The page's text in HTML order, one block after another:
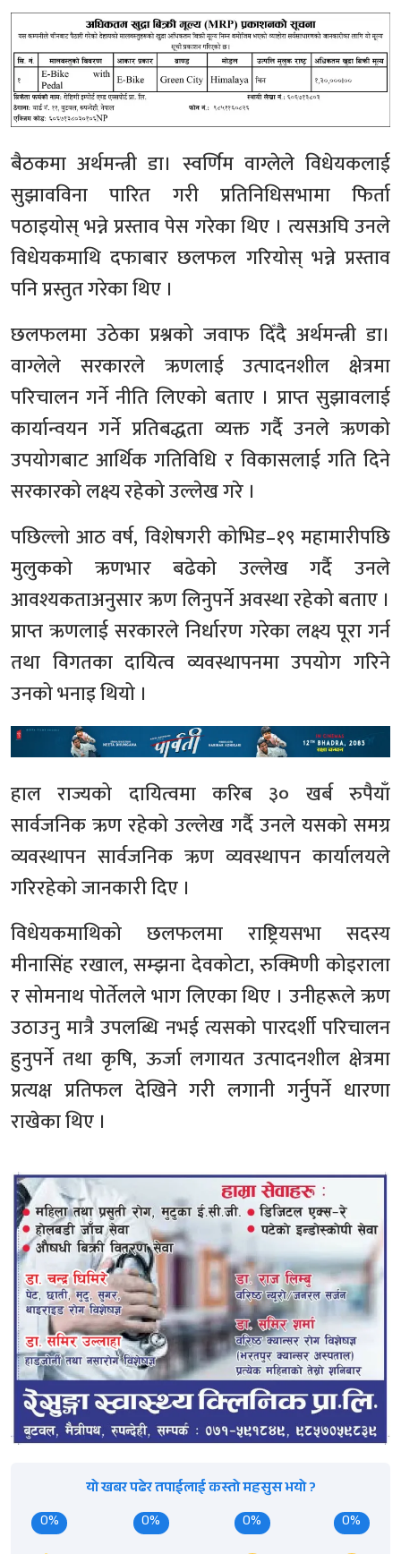
बैठकमा अर्थमन्त्री डा। स्वर्णिम वाग्लेले विधेयकलाई
सुझावविना पारित गरी प्रतिनिधिसभामा फिर्ता
पठाइयोस् भन्ने प्रस्ताव पेस गरेका थिए । त्यसअघि उनले
विधेयकमाथि दफाबार छलफल गरियोस् भन्ने प्रस्ताव
पनि प्रस्तुत गरेका थिए ।
छलफलमा उठेका प्रश्नको जवाफ दिँदै अर्थमन्त्री डा।
वाग्लेले सरकारले ऋणलाई उत्पादनशील क्षेत्रमा
परिचालन गर्ने नीति लिएको बताए । प्राप्त सुझावलाई
कार्यान्वयन गर्ने प्रतिबद्धता व्यक्त गर्दै उनले ऋणको
उपयोगबाट आर्थिक गतिविधि र विकासलाई गति दिने
सरकारको लक्ष्य रहेको उल्लेख गरे ।
पछिल्लो आठ वर्ष, विशेषगरी कोभिड–१९ महामारीपछि
मुलुकको ऋणभार बढेको उल्लेख गर्दै उनले
आवश्यकताअनुसार ऋण लिनुपर्ने अवस्था रहेको बताए ।
प्राप्त ऋणलाई सरकारले निर्धारण गरेका लक्ष्य पूरा गर्न
तथा विगतका दायित्व व्यवस्थापनमा उपयोग गरिने
उनको भनाइ थियो ।
हाल राज्यको दायित्वमा करिब ३० खर्ब रुपैयाँ
सार्वजनिक ऋण रहेको उल्लेख गर्दै उनले यसको समग्र
व्यवस्थापन सार्वजनिक ऋण व्यवस्थापन कार्यालयले
गरिरहेको जानकारी दिए ।
विधेयकमाथिको छलफलमा राष्ट्रियसभा सदस्य
मीनासिंह रखाल, सम्झना देवकोटा, रुक्मिणी कोइराला
र सोमनाथ पोर्तेलले भाग लिएका थिए । उनीहरूले ऋण
उठाउनु मात्रै उपलब्धि नभई त्यसको पारदर्शी परिचालन
हुनुपर्ने तथा कृषि, ऊर्जा लगायत उत्पादनशील क्षेत्रमा
प्रत्यक्ष प्रतिफल देखिने गरी लगानी गर्नुपर्ने धारणा
राखेका थिए ।
यो खबर पढेर तपाईलाई कस्तो महसुस भयो ?
0%
0% 0% 0%